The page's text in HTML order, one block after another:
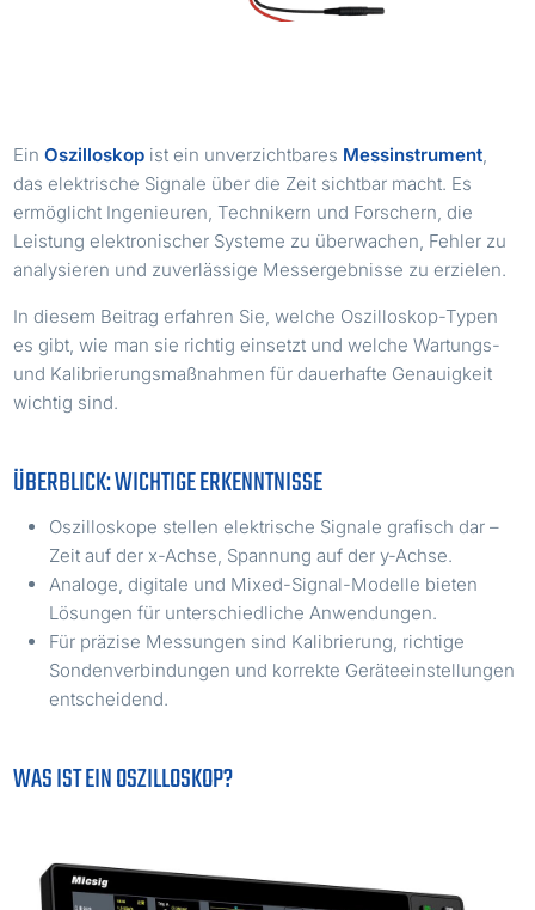
EinOszilloskop ist ein unverzichtbares Messinstrument
das elektrische Signale über die Zeit sichtbar macht. Es
ermöglicht Ingenieuren, Technikern und Forschern, die
Leistung elektronischer Systeme zu überwachen, Fehler zu
analysieren und zuverlässige Messergebnisse zu erzielen.
In diesem Beitrag erfahren Sie, welche Oszilloskop-Typen
es gibt, wie man sie richtig einsetzt und welche Wartungs-
und Kalibrierungsmaßnahmen für dauerhafte Genauigkeit
wichtig sind.
ÜBERBLICK: WICHTIGE ERKENNTNISSE
Oszilloskope stellen elektrische Signale grafisch dar –
Zeit auf der x-Achse, Spannung auf der y-Achse.
Analoge, digitale und Mixed-Signal-Modelle bieten
Lösungen für unterschiedliche Anwendungen.
Für präzise Messungen sind Kalibrierung, richtige
Sondenverbindungen und korrekte Geräteeinstellungen
entscheidend.
WAS IST EIN OSZILLOSKOP?